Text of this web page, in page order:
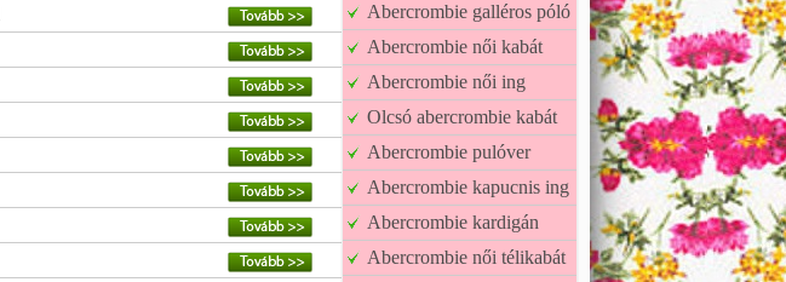
Abercrombie galléros póló
Abercrombie női kabát
Abercrombie női ing
Olcsó abercrombie kabát
Abercrombie pulóver
Abercrombie kapucnis ing
Abercrombie kardigán
Abercrombie női télikabát